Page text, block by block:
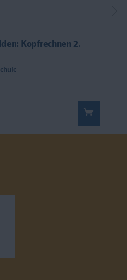
Kopfrechnen 2.